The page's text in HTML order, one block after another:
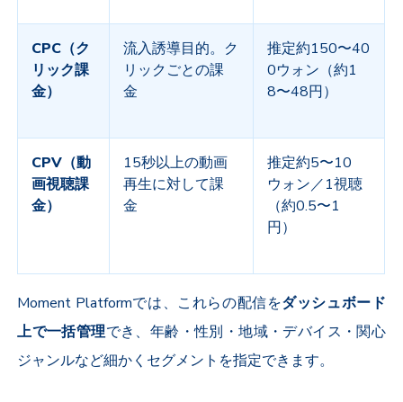
CPC （ク
リック課
金）
流入誘導目的。ク
リックごとの課
金
推定約150〜40
0ウォン（約1
8〜48円）
CPV （動
画視聴課
金）
15秒以上の動画
再生に対して課
金
推定約5〜10
ウォン／1視聴
（約0.5〜1
円）
Moment Platformでは、これらの配信をダッシュボード
上で一括管理でき、年齢・性別・地域・デバイス・関心
ジャンルなど細かくセグメントを指定できます。